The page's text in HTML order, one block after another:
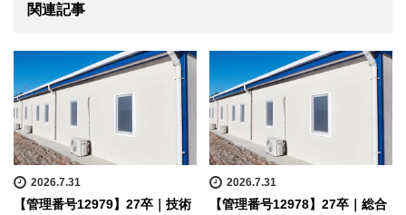
関連記事
2026.7.31
【管理番号12979】27卒｜技術
2026.7.31
【管理番号12978】27卒｜総合